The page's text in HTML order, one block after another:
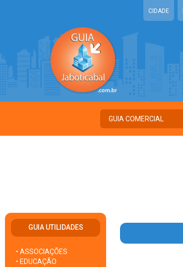
CIDADE
GUIA UTILIDADES
• ASSOCIAÇÕES
• EDUCAÇÃO